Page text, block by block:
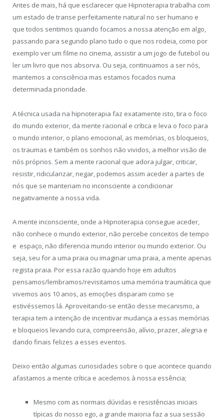
Antes de mais, há que esclarecer que Hipnoterapia trabalha com
um estado de transe perfeitamente natural no ser humano e
que todos sentimos quando focamos a nossa atenção em algo,
passando para segundo plano tudo o que nos rodeia, como por
exemplo ver um filme no cinema, assistir a um jogo de futebol ou
ler um livro que nos absorva. Ou seja, continuamos a ser nós,
mantemos a consciência mas estamos focados numa
determinada prioridade.
A técnica usada na hipnoterapia faz exatamente isto, tira o foco
do mundo exterior, da mente racional e crítica e leva o foco para
o mundo interior, o plano emocional, as memórias, os bloqueios,
os traumas e também os sonhos não vividos, a melhor visão de
nós próprios. Sem a mente racional que adora julgar, criticar,
resistir, ridicularizar, negar, podemos assim aceder a partes de
nós que se manteriam no inconsciente a condicionar
negativamente a nossa vida.
A mente inconsciente, onde a Hipnoterapia consegue aceder,
não conhece o mundo exterior, não percebe conceitos de tempo
e espaço, não diferencia mundo interior ou mundo exterior. Ou
seja, seu for a uma praia ou imaginar uma praia, a mente apenas
regista praia. Por essa razão quando hoje em adultos
pensamos/lembramos/revisitamos uma memória traumática que
vivemos aos 10 anos, as emoções disparam como se
estivéssemos lá. Aproveitando-se então desse mecanismo, a
terapia tem a intenção de incentivar mudança a essas memórias
e bloqueios levando cura, compreensão, alívio, prazer, alegria e
dando finais felizes a esses eventos.
Deixo então algumas curiosidades sobre o que acontece quando
afastamos a mente crítica e acedemos à nossa essência;
Mesmo com as normais dúvidas e resistências iniciais
típicas do nosso ego, a grande maioria faz a sua sessão